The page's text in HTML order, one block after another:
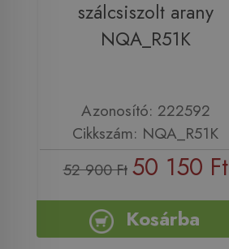
szálcsiszolt arany
NQA_R51K
Azonosító: 222592
Cikkszám: NQA_R51K
52 900 Ft 50 150 Ft
Kosárba